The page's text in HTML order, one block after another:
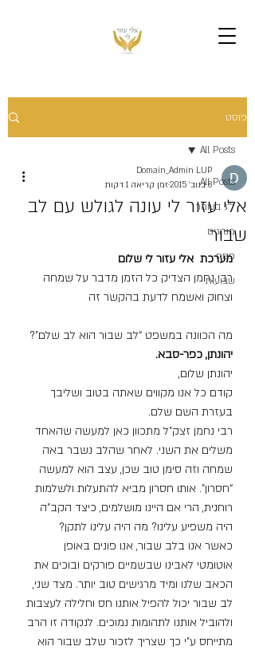
פוסט
All Posts
ל"ג בעומר
מנהגים
פסח
שבועות
All Posts
אלי עזור לי עונה לגולש עם לב
שבור
Domain_Admin LUP
8 בנוב׳ 2015
זמן קריאה 1 דקות
מערכת  אלי עזור לי שלום
רבי נחמן הצדיק כל הזמן מדבר על שמחה
וצחוק ואשמח לדעת בהקשר זה
מה הכוונה במשפט “לב שבור הוא לב שלם”?
יהונתן, כפר-סבא.
יהונתן שלום,
קודם כל אנו מקווים שאתה בטוב ושליבך
בעזרת השם שלם.
רבי נחמן זצק”ל מתכוון כאן למעשה שהאחד
משלים את השני. לאחר שהלב נשבר באה
שמחה וזה סימן טוב שכן, עצב הוא למעשה
“חסרון”. אותו חסרון מביא להתעלות ולשלמות
רוחנית, הרי אם היינו מושלמים, כיצד הקב”ה
היה משפיע עלינו? מה היה עלינו לתקן?
כאשר אנו בלב שבור, אנו פונים באופן
אוטומטי לאבינו שבשמיים פורקים ובוכים את
הכאב שלנו ומיד מרגישים טוב יותר. מצד שני,
לב שבור יכול להפיל אותנו חס וחלילה לעצבות
ולהוביל אותנו לתהומות נמוכים. לנקודה זו הרב
מתייחס ע”י כך שצריך לזכור שלב שבור הוא